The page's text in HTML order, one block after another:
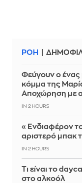
ΡΟΗ
Φεύγουν ο ένας
κόμμα της
Αποχώρηση με
IN 2 HOURS
«Ενδιαφέρον
αριστερό μπακ
IN 2 HOURS
Τι είναι το
στο αλκοόλ